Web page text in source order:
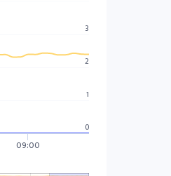
09:00
0
1
2
3